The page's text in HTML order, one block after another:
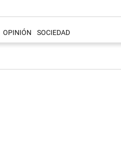
OPINIÓN SOCIEDAD